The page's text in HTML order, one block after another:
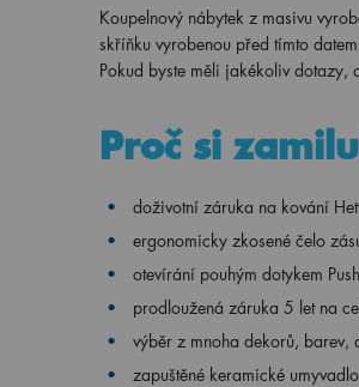
Koupelnový nábytek z masivu
skříňku vyrobenou před tímto
Pokud byste měli jakékoliv
Proč si
doživotní záruka na kování
ergonomicky zkosené čelo
otevírání pouhým dotykem
prodloužená záruka 5 let na
výběr z mnoha dekorů, barev,
zapuštěné keramické